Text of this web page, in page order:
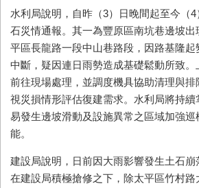
水利局說明，自昨（3）日晚間起至今（4
石災情通報。其一為豐原區南坑巷邊坡
平區長龍路一段中山巷路段，因路基隆
中斷，疑因連日雨勢造成基礎鬆動所致。
前往現場處理，並調度機具協助清理與
視災損情形評估復建需求。水利局將持
易發生邊坡滑動及設施異常之區域加強
能。
建設局說明，日前因大雨影響發生土石崩
在建設局積極搶修之下，除太平區竹村